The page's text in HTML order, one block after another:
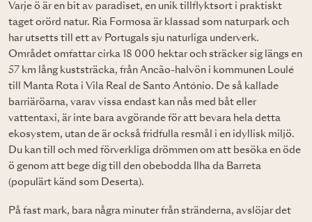
Varje ö är en bit av paradiset, en unik tillflyktsort i praktiskt
taget orörd natur. Ria Formosa är klassad som naturpark och
har utsetts till ett av Portugals sju naturliga underverk.
Området omfattar cirka 18 000 hektar och sträcker sig längs en
57 km lång kuststräcka, från Ancão-halvön i kommunen Loulé
till Manta Rota i Vila Real de Santo António. De så kallade
barriäröarna, varav vissa endast kan nås med båt eller
vattentaxi, är inte bara avgörande för att bevara hela detta
ekosystem, utan de är också fridfulla resmål i en idyllisk miljö.
Du kan till och med förverkliga drömmen om att besöka en öde
ö genom att bege dig till den obebodda Ilha da Barreta
(populärt känd som Deserta).
På fast mark, bara några minuter från stränderna, avslöjar det